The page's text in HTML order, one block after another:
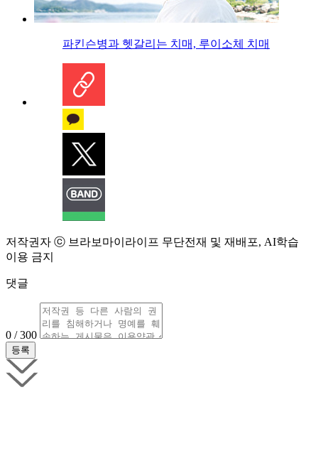
파킨슨병과 헷갈리는 치매, 루이소체 치매
저작권자 ⓒ 브라보마이라이프 무단전재 및 재배포, AI학습
이용 금지
댓글
0 / 300